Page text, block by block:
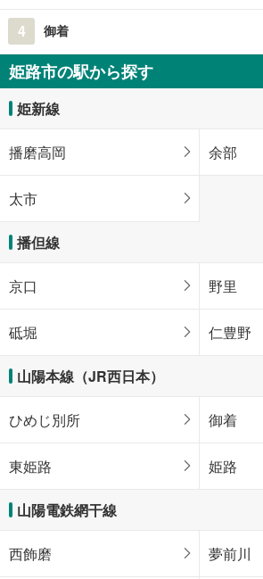
4 御着
姫路市の駅から探す
姫新線
播磨高岡 余部
太市
播但線
京口 野里
砥堀 仁豊野
山陽本線（JR西日本）
ひめじ別所 御着
東姫路 姫路
山陽電鉄網干線
西飾磨 夢前川